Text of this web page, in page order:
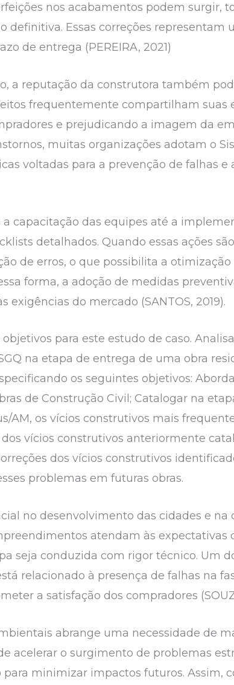
nos acabamentos podem surgir,
definitiva. Essas correções representam
de entrega (PEREIRA, 2021)
a reputação da construtora também
frequentemente compartilham suas
e prejudicando a imagem da
muitas organizações adotam o
voltadas para a prevenção de falhas
capacitação das equipes até a
detalhados. Quando essas ações
de erros, o que possibilita a
forma, a adoção de medidas
do mercado (SANTOS, 2019).
para este estudo de caso.
na etapa de entrega de uma obra
os seguintes objetivos:
de Construção Civil; Catalogar na
AM, os vícios construtivos mais
vícios construtivos anteriormente
dos vícios construtivos
problemas em futuras obras.
no desenvolvimento das cidades e na
atendam às expectativas
seja conduzida com rigor técnico. Um
relacionado à presença de falhas na
a satisfação dos compradores
abrange uma necessidade de
acelerar o surgimento de problemas
minimizar impactos futuros. Assim,